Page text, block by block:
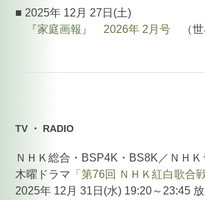
■ 2025年 12月 27日(土)
『家庭画報』 2026年 2月号 （世
TV ・ RADIO
ＮＨＫ総合・BSP4K・BS8K／ＮＨＫ
木曜ドラマ 「第76回 ＮＨＫ紅白歌合戦
2025年 12月 31日(水) 19:20～23:45